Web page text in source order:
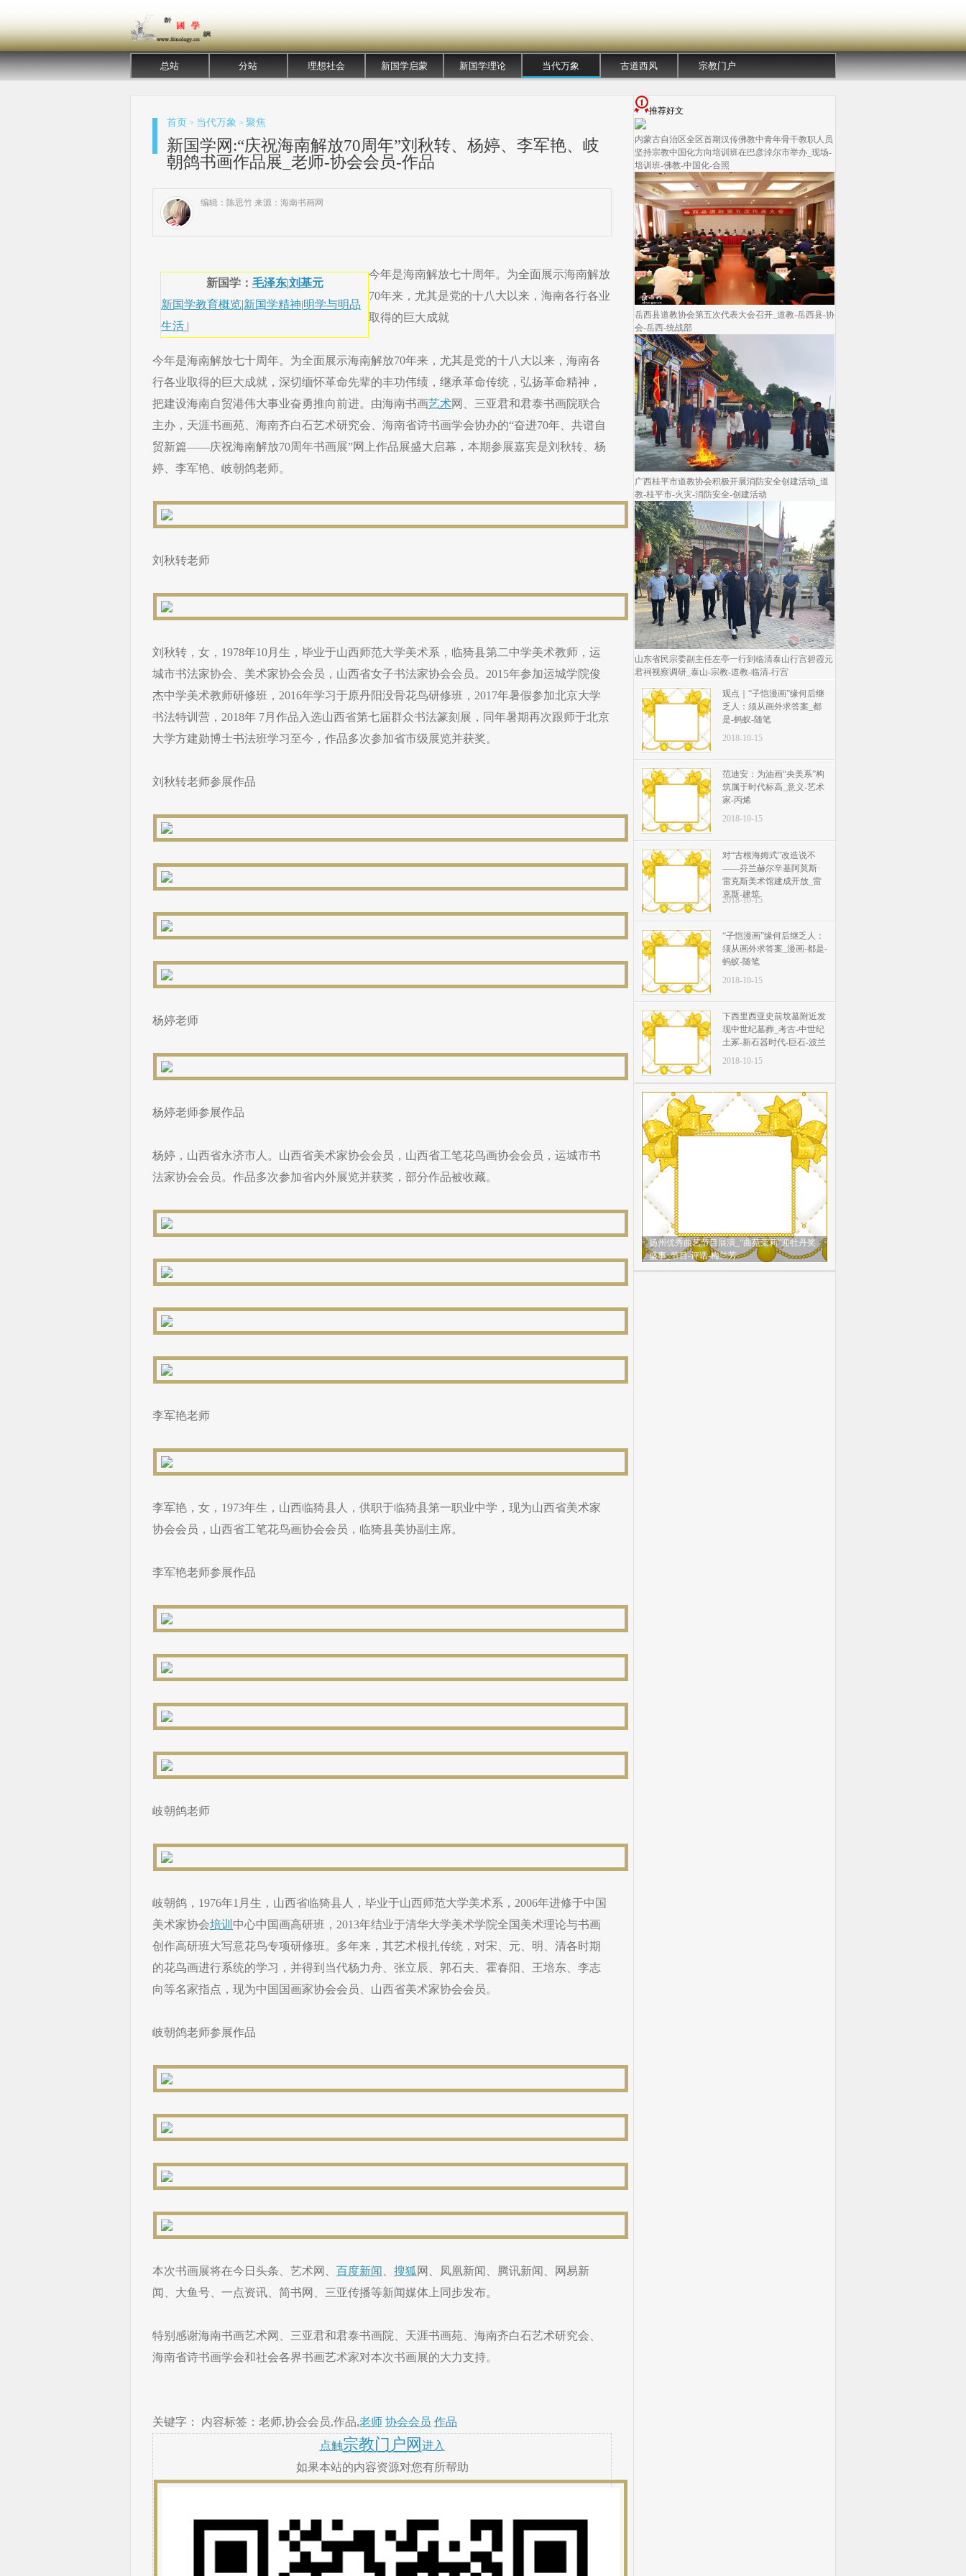
总站 分站 理想社会 新国学启蒙 新国学理论 当代万象 古道西风 宗教门户
首页 > 当代万象 > 聚焦
新国学网:“庆祝海南解放70周年”刘秋转、杨婷、李军艳、岐
朝鸽书画作品展_老师-协会会员-作品
编辑：陈思竹 来源：海南书画网
新国学： 毛泽东|刘基元
新国学教育概览|新国学精神|明学与明品
生活 |
今年是海南解放七十周年。为全面展示海南解放
70年来，尤其是党的十八大以来，海南各行各业
取得的巨大成就
今年是海南解放七十周年。为全面展示海南解放70年来，尤其是党的十八大以来，海南各
行各业取得的巨大成就，深切缅怀革命先辈的丰功伟绩，继承革命传统，弘扬革命精神，
把建设海南自贸港伟大事业奋勇推向前进。由海南书画艺术网、三亚君和君泰书画院联合
主办，天涯书画苑、海南齐白石艺术研究会、海南省诗书画学会协办的“奋进70年、共谱自
贸新篇——庆祝海南解放70周年书画展”网上作品展盛大启幕，本期参展嘉宾是刘秋转、杨
婷、李军艳、岐朝鸽老师。
刘秋转老师
刘秋转，女，1978年10月生，毕业于山西师范大学美术系，临猗县第二中学美术教师，运
城市书法家协会、美术家协会会员，山西省女子书法家协会会员。2015年参加运城学院俊
杰中学美术教师研修班，2016年学习于原丹阳没骨花鸟研修班，2017年暑假参加北京大学
书法特训营，2018年 7月作品入选山西省第七届群众书法篆刻展，同年暑期再次跟师于北京
大学方建勋博士书法班学习至今，作品多次参加省市级展览并获奖。
刘秋转老师参展作品
杨婷老师
杨婷老师参展作品
杨婷，山西省永济市人。山西省美术家协会会员，山西省工笔花鸟画协会会员，运城市书
法家协会会员。作品多次参加省内外展览并获奖，部分作品被收藏。
李军艳老师
李军艳，女，1973年生，山西临猗县人，供职于临猗县第一职业中学，现为山西省美术家
协会会员，山西省工笔花鸟画协会会员，临猗县美协副主席。
李军艳老师参展作品
岐朝鸽老师
岐朝鸽，1976年1月生，山西省临猗县人，毕业于山西师范大学美术系，2006年进修于中国
美术家协会培训 中心中国画高研班，2013年结业于清华大学美术学院全国美术理论与书画
创作高研班大写意花鸟专项研修班。多年来，其艺术根扎传统，对宋、元、明、清各时期
的花鸟画进行系统的学习，并得到当代杨力舟、张立辰、郭石夫、霍春阳、王培东、李志
向等名家指点，现为中国国画家协会会员、山西省美术家协会会员。
岐朝鸽老师参展作品
本次书画展将在今日头条、艺术网、 百度新闻 搜狐 网、凤凰新闻、腾讯新闻、网易新
闻、大鱼号、一点资讯、简书网、三亚传播等新闻媒体上同步发布。
特别感谢海南书画艺术网、三亚君和君泰书画院、天涯书画苑、海南齐白石艺术研究会、
海南省诗书画学会和社会各界书画艺术家对本次书画展的大力支持。
关键字： 内容标签：老师,协会会员,作品,老师 协会会员 作品
点触宗教门户网 进入
如果本站的内容资源对您有所帮助
推荐好文
内蒙古自治区全区首期汉传佛教中青年骨干教职人员
坚持宗教中国化方向培训班在巴彦淖尔市举办_现场-
培训班-佛教-中国化-合照
岳西县道教协会第五次代表大会召开_道教-岳西县-协
会-岳西-统战部
广西桂平市道教协会积极开展消防安全创建活动_道
教-桂平市-火灾-消防安全-创建活动
山东省民宗委副主任左亭一行到临清泰山行宫碧霞元
君祠视察调研_泰山-宗教-道教-临清-行宫
观点｜“子恺漫画”缘何后继
乏人：须从画外求答案_都
是-蚂蚁-随笔
2018-10-15
范迪安：为油画“央美系”构
筑属于时代标高_意义-艺术
家-丙烯
2018-10-15
对“古根海姆式”改造说不
——芬兰赫尔辛基阿莫斯·
雷克斯美术馆建成开放_雷
克斯-建筑
2018-10-15
“子恺漫画”缘何后继乏人：
须从画外求答案_漫画-都是-
蚂蚁-随笔
2018-10-15
下西里西亚史前坟墓附近发
现中世纪墓葬_考古-中世纪
土冢-新石器时代-巨石-波兰
2018-10-15
扬州优秀曲艺节目展演_“曲苑茉莉”迎牡丹奖
盛事_节目-评话-梅兰芳